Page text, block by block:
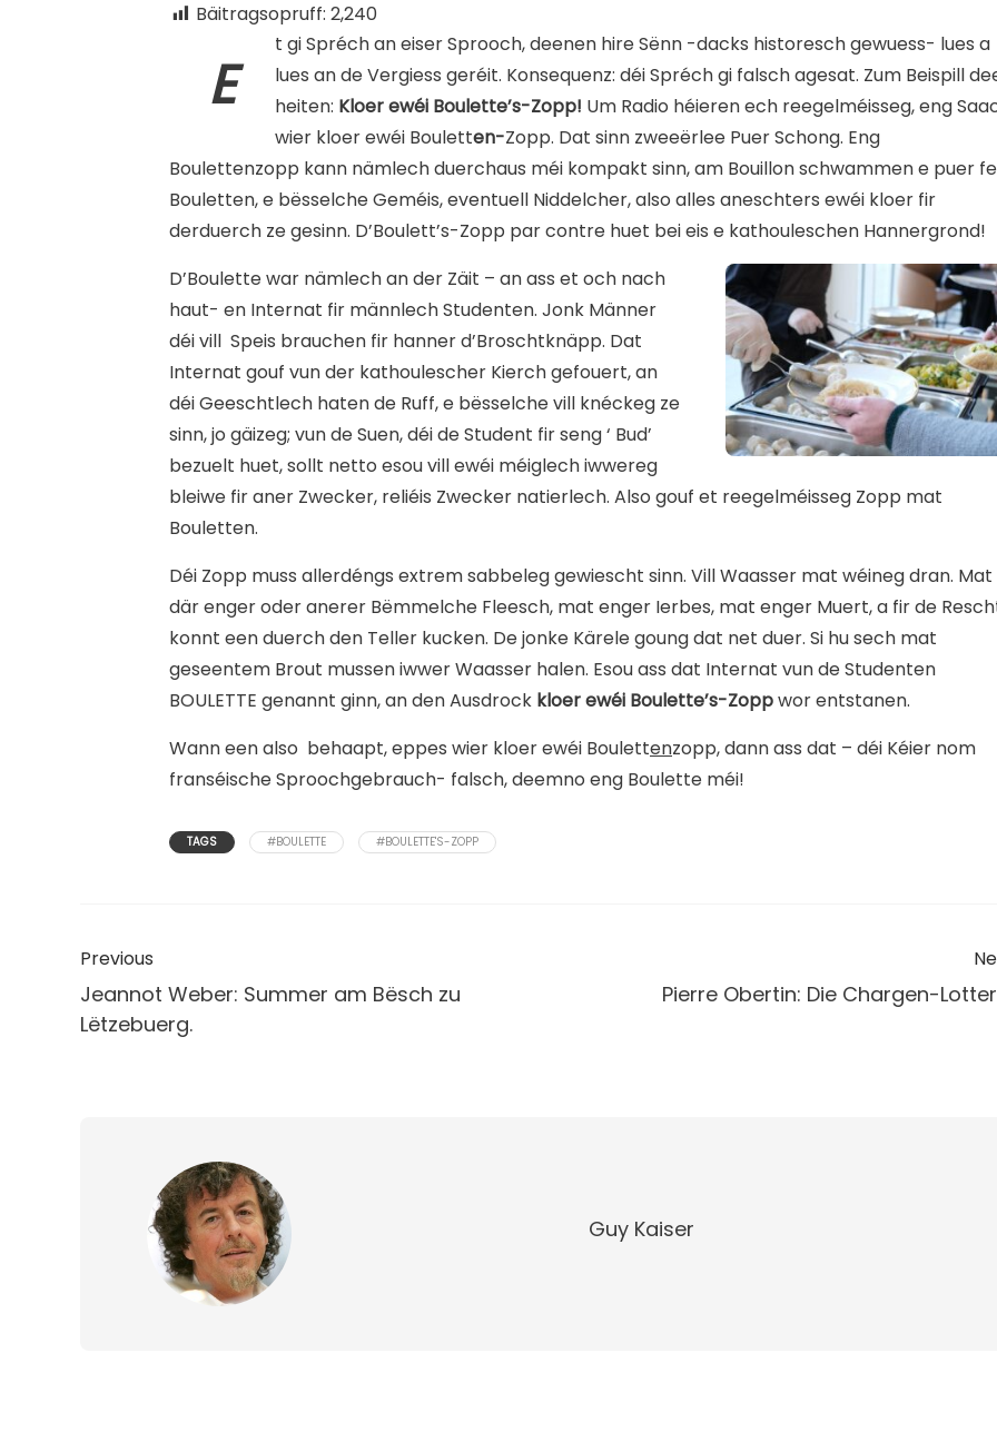
Bäitragsopruff: 2,240
E
t gi Spréch an eiser Sprooch, deenen hire Sënn -dacks historesch gewuess- lues a
lues an de Vergiess geréit. Konsequenz: déi Spréch gi falsch agesat. Zum Beispill
heiten: Kloer ewéi Boulette’s-Zopp! Um Radio héieren ech reegelméisseg, eng
wier kloer ewéi Bouletten-Zopp. Dat sinn zweeërlee Puer Schong. Eng
Boulettenzopp kann nämlech duerchaus méi kompakt sinn, am Bouillon schwammen e puer
Bouletten, e bësselche Geméis, eventuell Niddelcher, also alles aneschters ewéi kloer fir
derduerch ze gesinn. D’Boulett’s-Zopp par contre huet bei eis e kathouleschen Hannergrond!
D’Boulette war nämlech an der Zäit – an ass et och nach
haut- en Internat fir männlech Studenten. Jonk Männer
déi vill Speis brauchen fir hanner d’Broschtknäpp. Dat
Internat gouf vun der kathoulescher Kierch gefouert, an
déi Geeschtlech haten de Ruff, e bësselche vill knéckeg ze
sinn, jo gäizeg; vun de Suen, déi de Student fir seng ‘ Bud’
bezuelt huet, sollt netto esou vill ewéi méiglech iwwereg
bleiwe fir aner Zwecker, reliéis Zwecker natierlech. Also gouf et reegelméisseg Zopp mat
Bouletten.
Déi Zopp muss allerdéngs extrem sabbeleg gewiescht sinn. Vill Waasser mat wéineg dran. Mat
där enger oder anerer Bëmmelche Fleesch, mat enger Ierbes, mat enger Muert, a fir de
konnt een duerch den Teller kucken. De jonke Kärele goung dat net duer. Si hu sech mat
geseentem Brout mussen iwwer Waasser halen. Esou ass dat Internat vun de Studenten
BOULETTE genannt ginn, an den Ausdrock kloer ewéi Boulette’s-Zoppwor entstanen.
Wann een also behaapt, eppes wier kloer ewéi Boulettenzopp, dann ass dat – déi Kéier nom
franséische Sproochgebrauch- falsch, deemno eng Boulette méi!
TAGS #BOULETTE #BOULETTE'S-ZOPP
Previous
Jeannot Weber: Summer am Bësch zu
Lëtzebuerg.
Pierre Obertin: Die Chargen-
Guy Kaiser